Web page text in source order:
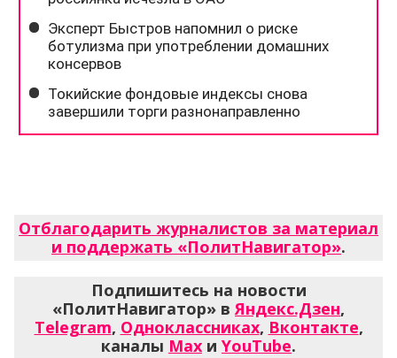
Отблагодарить журналистов за материал
и поддержать «ПолитНавигатор».
Подпишитесь на новости
«ПолитНавигатор» вЯндекс.Дзен,
Telegram, Одноклассниках, Вконтакте,
каналы Max и YouTube.